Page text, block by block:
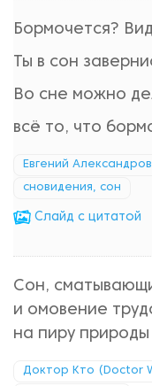
Бормочется?
Ты в сон
Во сне можно
всё то, что
Евгений
сновидения, сон
Cлайд с цитатой
Сон,
и омовение
на пиру
Доктор Кто (Doctor